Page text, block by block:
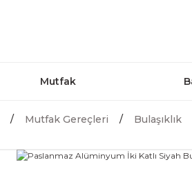
Mutfak
Mutfak Gereçleri Bulaşıklık